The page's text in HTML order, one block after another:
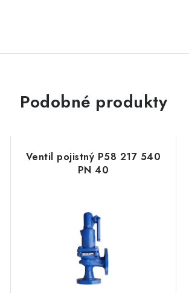
Podobné produkty
Ventil pojistný P58 217 540
PN 40